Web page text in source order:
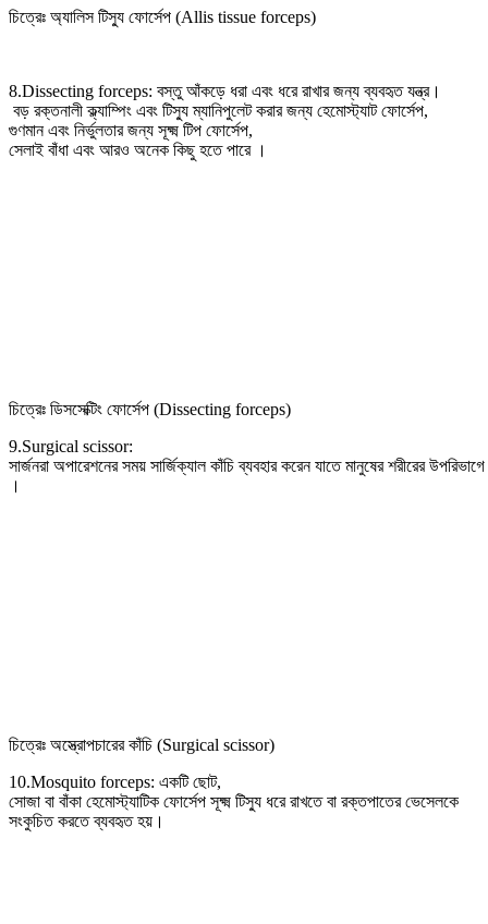
চিত্রেঃ অ্যালিস টিস্যু ফোর্সেপ (Allis tissue forceps)
8.Dissecting forceps: বস্তু আঁকড়ে ধরা এবং ধরে রাখার জন্য ব্যবহৃত যন্ত্র।
বড় রক্তনালী ক্ল্যাম্পিং এবং টিস্যু ম্যানিপুলেট করার জন্য হেমোস্ট্যাট ফোর্সেপ,
গুণমান এবং নির্ভুলতার জন্য সূক্ষ্ম টিপ ফোর্সেপ,
সেলাই বাঁধা এবং আরও অনেক কিছু হতে পারে ।
চিত্রেঃ ডিসসেক্টিং ফোর্সেপ (Dissecting forceps)
9.Surgical scissor:
সার্জনরা অপারেশনের সময় সার্জিক্যাল কাঁচি ব্যবহার করেন যাতে মানুষের শরীরের
।
চিত্রেঃ অস্ত্রোপচারের কাঁচি (Surgical scissor)
10.Mosquito forceps: একটি ছোট,
সোজা বা বাঁকা হেমোস্ট্যাটিক ফোর্সেপ সূক্ষ্ম টিস্যু ধরে রাখতে বা রক্তপাতের ভেসেলকে
সংকুচিত করতে ব্যবহৃত হয়।